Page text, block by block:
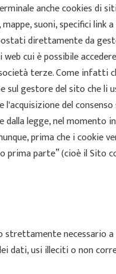
anche cookies di
suoni, specifici
direttamente da
cui è possibile
terze. Come infatti
sul gestore del sito che
del
legge, nel momento
prima che i cookie
prima parte” (cioè il Sito
necessario a
dati, usi illeciti o non